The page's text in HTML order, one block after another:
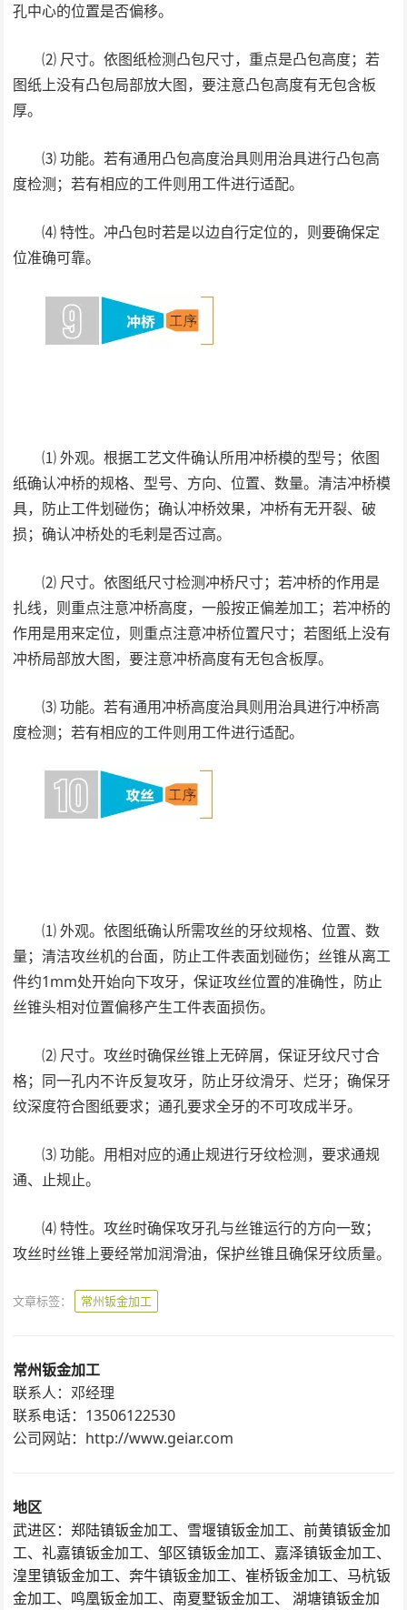
孔中心的位置是否偏移。
⑵ 尺寸。依图纸检测凸包尺寸，重点是凸包高度；若
图纸上没有凸包局部放大图，要注意凸包高度有无包含板
厚。
⑶ 功能。若有通用凸包高度治具则用治具进行凸包高
度检测；若有相应的工件则用工件进行适配。
⑷ 特性。冲凸包时若是以边自行定位的，则要确保定
位准确可靠。
⑴ 外观。根据工艺文件确认所用冲桥模的型号；依图
纸确认冲桥的规格、型号、方向、位置、数量。清洁冲桥模
具，防止工件划碰伤；确认冲桥效果，冲桥有无开裂、破
损；确认冲桥处的毛剌是否过高。
⑵ 尺寸。依图纸尺寸检测冲桥尺寸；若冲桥的作用是
扎线，则重点注意冲桥高度，一般按正偏差加工；若冲桥的
作用是用来定位，则重点注意冲桥位置尺寸；若图纸上没有
冲桥局部放大图，要注意冲桥高度有无包含板厚。
⑶ 功能。若有通用冲桥高度治具则用治具进行冲桥高
度检测；若有相应的工件则用工件进行适配。
⑴ 外观。依图纸确认所需攻丝的牙纹规格、位置、数
量；清洁攻丝机的台面，防止工件表面划碰伤；丝锥从离工
件约1mm处开始向下攻牙，保证攻丝位置的准确性，防止
丝锥头相对位置偏移产生工件表面损伤。
⑵ 尺寸。攻丝时确保丝锥上无碎屑，保证牙纹尺寸合
格；同一孔内不许反复攻牙，防止牙纹滑牙、烂牙；确保牙
纹深度符合图纸要求；通孔要求全牙的不可攻成半牙。
⑶ 功能。用相对应的通止规进行牙纹检测，要求通规
通、止规止。
⑷ 特性。攻丝时确保攻牙孔与丝锥运行的方向一致；
攻丝时丝锥上要经常加润滑油，保护丝锥且确保牙纹质量。
文章标签： 常州钣金加工
常州钣金加工
联系人：邓经理
联系电话：13506122530
公司网站：http://www.geiar.com
地区
武进区：郑陆镇钣金加工、雪堰镇钣金加工、前黄镇钣金加
工、礼嘉镇钣金加工、邹区镇钣金加工、嘉泽镇钣金加工、
湟里镇钣金加工、奔牛镇钣金加工、崔桥钣金加工、马杭钣
金加工、鸣凰钣金加工、南夏墅钣金加工、 湖塘镇钣金加